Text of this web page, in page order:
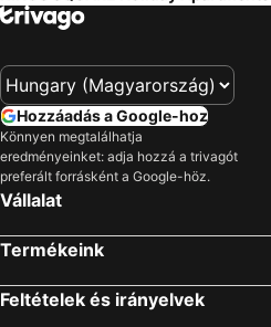
Hozzáadás a Google-hoz
Könnyen megtalálhatja
eredményeinket: adja hozzá a trivagót
preferált forrásként a Google-höz.
Vállalat
Termékeink
Feltételek és irányelvek